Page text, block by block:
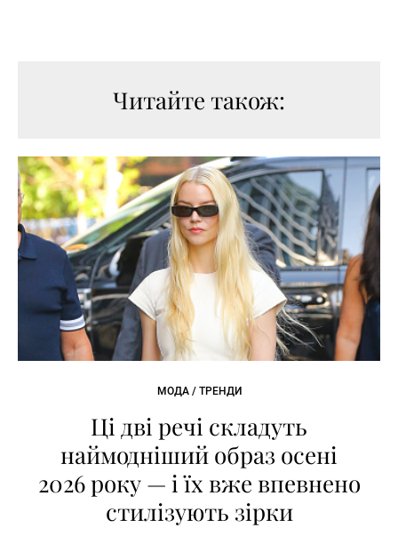
Читайте також:
МОДА / ТРЕНДИ
Ці дві речі складуть
наймодніший образ осені
2026 року — і їх вже впевнено
стилізують зірки